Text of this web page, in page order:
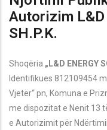
Autorizim L&D
SH.P.K.
Shoqëria „L&D ENERGY
Identifikues 812109454
Vjetër“ pn, Komuna e
me dispozitat e Nenit 13
e Autorizimit për